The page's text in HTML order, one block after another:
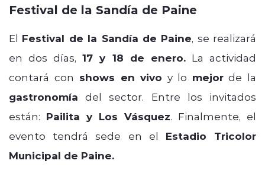
Festival de la Sandía de Paine
El Festival de la Sandía de Paine, se realizará
en dos días,17 y 18 de enero.La actividad
contará con shows en vivo y lo mejorde la
gastronomía del sector. Entre los invitados
están: Pailita y Los Vásquez. Finalmente, el
evento tendrá sede en el Estadio Tricolor
Municipal de Paine.